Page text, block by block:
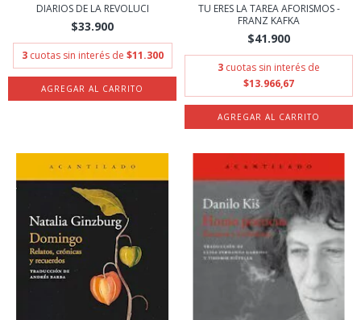
DIARIOS DE LA REVOLUCI
$33.900
3 cuotas sin interés de $11.300
TU ERES LA TAREA AFORISMOS -
FRANZ KAFKA
$41.900
3 cuotas sin interés de
$13.966,67